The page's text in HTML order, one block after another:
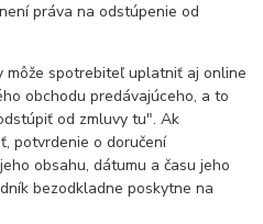
práva na odstúpenie od
môže spotrebiteľ uplatniť aj online
obchodu predávajúceho, a to
od zmluvy tu". Ak
potvrdenie o doručení
obsahu, dátumu a času jeho
bezodkladne poskytne na